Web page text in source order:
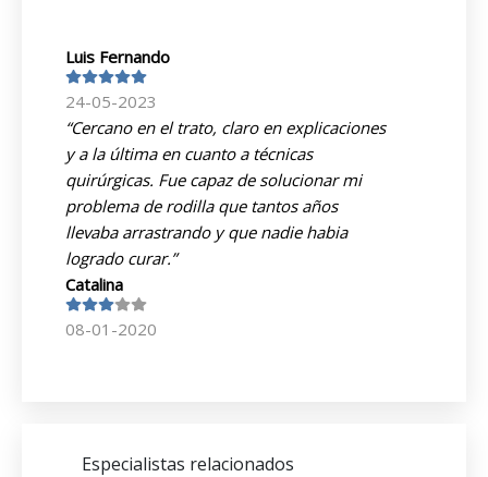
Luis Fernando
24-05-2023
“Cercano en el trato, claro en explicaciones
y a la última en cuanto a técnicas
quirúrgicas. Fue capaz de solucionar mi
problema de rodilla que tantos años
llevaba arrastrando y que nadie habia
logrado curar.”
Catalina
08-01-2020
Especialistas relacionados